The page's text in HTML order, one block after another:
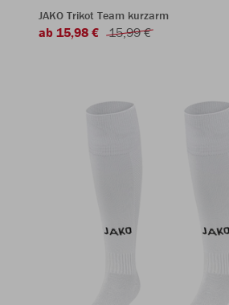
JAKO Trikot Team kurzarm
ab 15,98 € 15,99 €